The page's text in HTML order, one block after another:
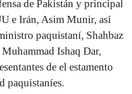
de Pakistán y principal
e Irán, Asim Munir, así
paquistaní, Shahbaz
Ishaq Dar,
de el estamento
paquistaníes.